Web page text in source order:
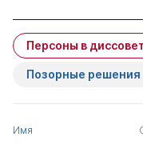
Персоны в
Позорные решения
Имя